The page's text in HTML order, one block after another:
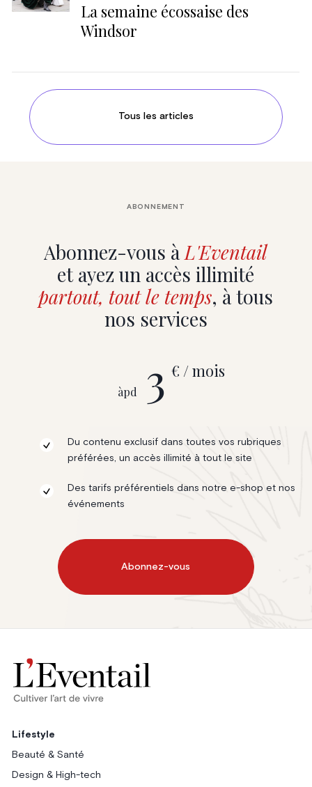
La semaine écossaise des
Windsor
Tous les articles
Abonnez-vous àL'Eventail
et ayez un accès illimité
partout, tout le temps, à tous
nos services
ABONNEMENT
àpd 3 € / mois
Du contenu exclusif dans toutes vos rubriques
préférées, un accès illimité à tout le site
Des tarifs préférentiels dans notre e-shop et nos
événements
Abonnez-vous
Lifestyle
Beauté & Santé
Design & High-tech